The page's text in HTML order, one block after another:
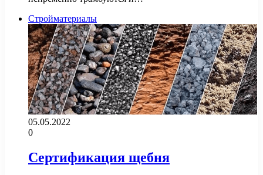
Стройматериалы
05.05.2022
0
Сертификация щебня